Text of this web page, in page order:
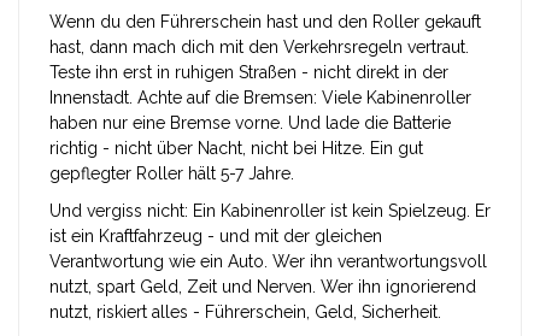
Wenn du den Führerschein hast und den Roller gekauft
hast, dann mach dich mit den Verkehrsregeln vertraut.
Teste ihn erst in ruhigen Straßen - nicht direkt in der
Innenstadt. Achte auf die Bremsen: Viele Kabinenroller
haben nur eine Bremse vorne. Und lade die Batterie
richtig - nicht über Nacht, nicht bei Hitze. Ein gut
gepflegter Roller hält 5-7 Jahre.
Und vergiss nicht: Ein Kabinenroller ist kein Spielzeug. Er
ist ein Kraftfahrzeug - und mit der gleichen
Verantwortung wie ein Auto. Wer ihn verantwortungsvoll
nutzt, spart Geld, Zeit und Nerven. Wer ihn ignorierend
nutzt, riskiert alles - Führerschein, Geld, Sicherheit.